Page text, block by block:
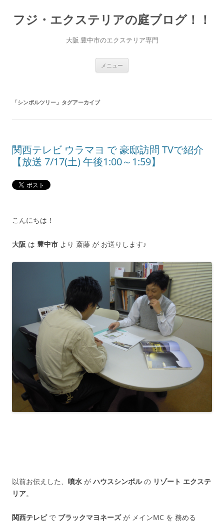
テ
ン
フジ・エクステリアの庭ブログ！！
大阪 豊中市のエクステリア専門
メニュー
「シンボルツリー 」タグアーカイブ
関西テレビ ウラマヨ で 豪邸訪問 TVで紹介
【放送 7/17(土) 午後1:00～1:59】
こんにちは！
大阪 は 豊中市 より 斎藤 が お送りします♪
以前お伝えした、 噴水 が ハウスシンボルの リゾート エクステ
リア。
関西テレビで ブラックマヨネーズが メインMC を 務める